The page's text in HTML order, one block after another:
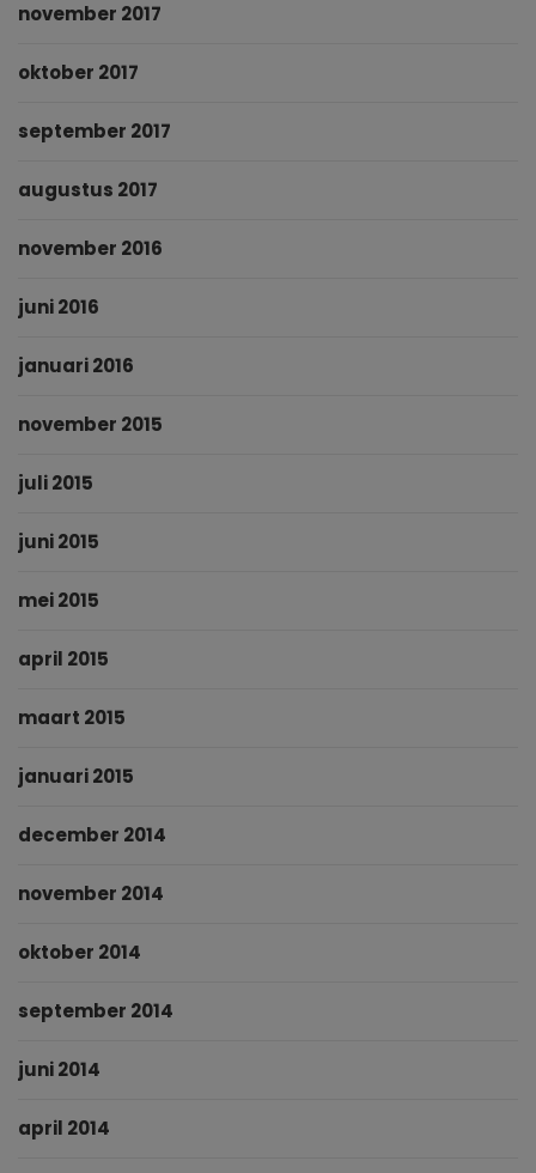
november 2017
oktober 2017
september 2017
augustus 2017
november 2016
juni 2016
januari 2016
november 2015
juli 2015
juni 2015
mei 2015
april 2015
maart 2015
januari 2015
december 2014
november 2014
oktober 2014
september 2014
juni 2014
april 2014